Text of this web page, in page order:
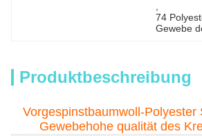
74
Gewebe
Produktbeschreibung
Vorgespinstbaumwoll-Polyester
Gewebehohe qualität des